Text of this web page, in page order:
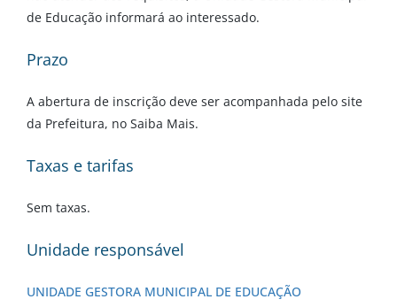
de Educação informará ao interessado.
Prazo
A abertura de inscrição deve ser acompanhada pelo site
da Prefeitura, no Saiba Mais.
Taxas e tarifas
Sem taxas.
Unidade responsável
UNIDADE GESTORA MUNICIPAL DE EDUCAÇÃO